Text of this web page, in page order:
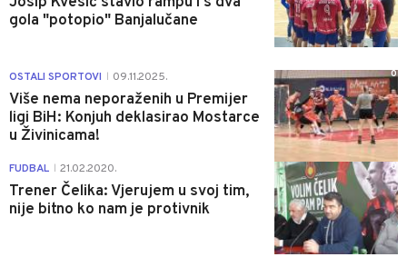
gola "potopio" Banjalučane
OSTALI SPORTOVI 09.11.2025.
Više nema neporaženih u Premijer
ligi BiH: Konjuh deklasirao Mostarce
u Živinicama!
0
FUDBAL 21.02.2020.
Trener Čelika: Vjerujem u svoj tim,
nije bitno ko nam je protivnik
0